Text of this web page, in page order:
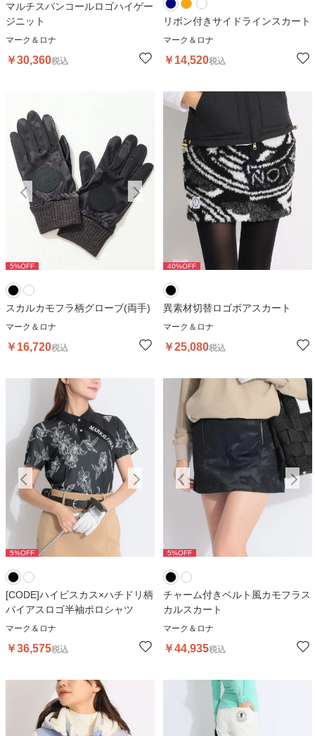
マルチスパンコールロゴハイゲー
ジニット
マーク＆ロナ
￥30,360税込
リボン付きサイドラインスカート
マーク＆ロナ
￥14,520税込
5%OFF %OFF
スカルカモフラ柄グローブ(両手)
マーク＆ロナ
￥16,720税込
40%OFF
異素材切替ロゴボアスカート
マーク＆ロナ
￥25,080税込
5%OFF %OFF
[CODE]ハイビスカス×ハチドリ柄
バイアスロゴ半袖ポロシャツ
マーク＆ロナ
￥36,575税込
5%OFF 5%OFF
チャーム付きベルト風カモフラス
カルスカート
マーク＆ロナ
￥44,935税込